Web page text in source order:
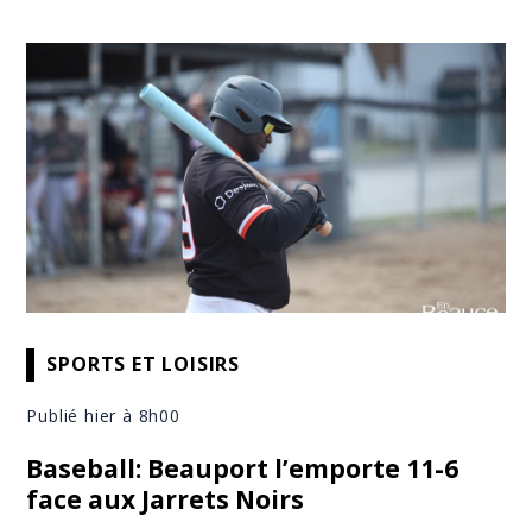
SPORTS ET LOISIRS
Publié hier à 8h00
Baseball: Beauport l’emporte 11-6
face aux Jarrets Noirs